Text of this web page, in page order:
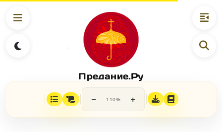
Предание.Ру
− 110% +